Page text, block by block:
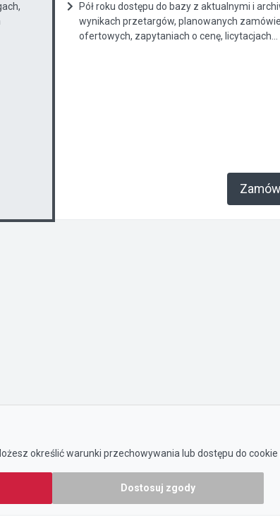
Pół roku dostępu do bazy z aktualnymi i
wynikach przetargów, planowanych
ofertowych, zapytaniach o cenę, licytacjach...
Zamów
określić warunki przechowywania lub dostępu do cookie
Dostosuj zgody